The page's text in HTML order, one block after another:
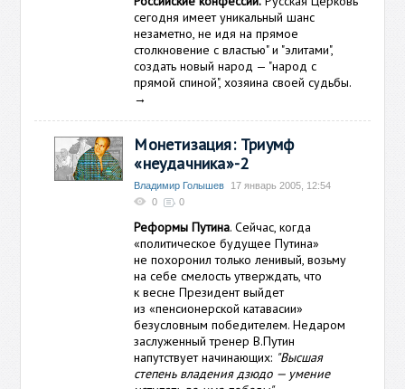
сегодня имеет уникальный шанс
незаметно, не идя на прямое
столкновение с властью" и "элитами",
создать новый народ — "народ с
прямой спиной", хозяина своей судьбы.
→
Монетизация: Триумф
«неудачника»-2
Владимир Голышев
17 январь 2005, 12:54
0
0
Реформы Путина. Сейчас, когда
«политическое будущее Путина»
не похоронил только ленивый, возьму
на себе смелость утверждать, что
к весне Президент выйдет
из «пенсионерской катавасии»
безусловным победителем. Недаром
заслуженный тренер В.Путин
напутствует начинающих: "Высшая
степень владения дзюдо — умение